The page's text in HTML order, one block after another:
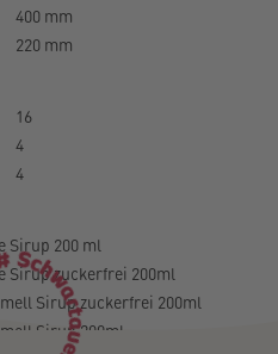
400 mm
220 mm
16
4
4
Sirup 200 ml
Sirup zuckerfrei 200ml
Sirup zuckerfrei 200ml
Sirup 200ml